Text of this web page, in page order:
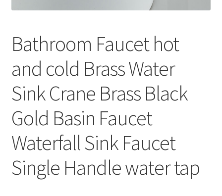
Bathroom Faucet hot
and cold Brass Water
Sink Crane Brass Black
Gold Basin Faucet
Waterfall Sink Faucet
Single Handle water tap